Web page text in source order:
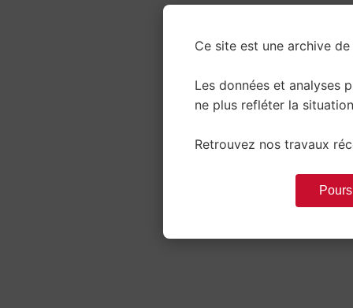
Ce site est une archive
Les données et analyses
ne plus refléter la
Retrouvez nos travaux